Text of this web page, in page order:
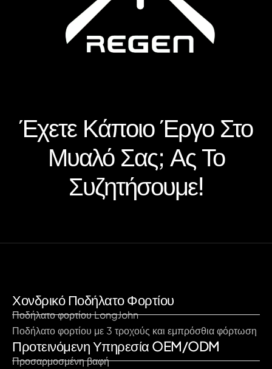
Έχετε Κάποιο Έργο Στο
Μυαλό Σας; Ας Το
Συζητήσουμε!
Χονδρικό Ποδήλατο Φορτίου
Ποδήλατο φορτίου LongJohn
Ποδήλατο φορτίου με 3 τροχούς και εμπρόσθια φόρτωση
Προτεινόμενη Υπηρεσία OEM/ODM
Προσαρμοσμένη βαφή